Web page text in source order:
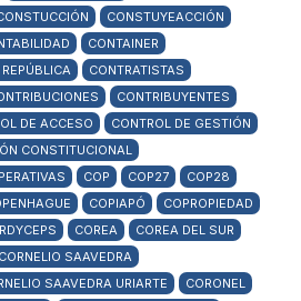
CONSTUYEACCIÓN
CONTAINER
CONTRATISTAS
CONTRIBUYENTES
DE ACCESO
CONTROL DE GESTIÓN
CONSTITUCIONAL
COP COP27
COP28
COPIAPÓ
COPROPIEDAD
COREA
COREA DEL SUR
CORNELIO SAAVEDRA
SAAVEDRA URIARTE
CORONEL